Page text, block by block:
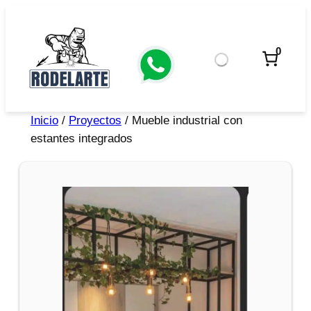
0
Inicio/ Proyectos / Mueble industrial con
estantes integrados